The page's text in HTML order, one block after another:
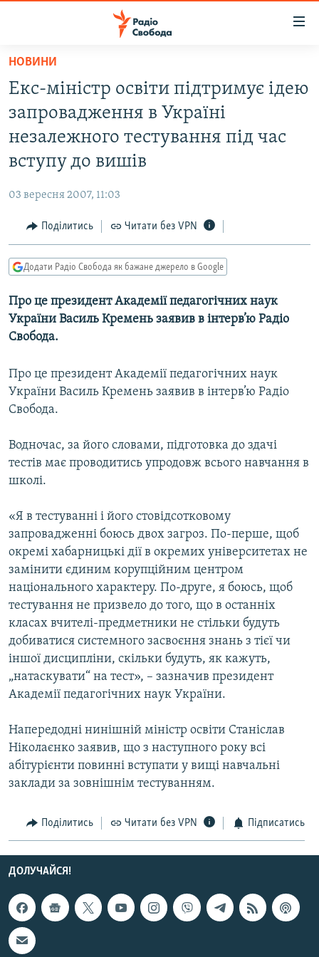
Перейти
основного
матеріалу
Перейти
до
основної
Перейти
пошуку
СТАТТІ
СУСПІЛЬСТВО
КУЛЬТУРА
СПОРТ
СВІТ
ДОНБАС.РЕАЛІЇ
КРИМ.РЕАЛІЇ
ТИ ЯК?
КИТАЙ.ВИКЛИКИ
МУЛЬТИМЕДІА
СПЕЦПРОЄКТИ
ПОДКАСТИ
КРИМ РЕАЛІЇ
РУС
КТАТ
ДОЛУЧАЙСЯ!
Усі сайти RFE/RL
НОВИНИ
Екс-міністр освіти підтримує ідею
запровадження в Україні
незалежного тестування під час
вступу до вишів
03 вересня 2007, 11:03
Поділитись Читати без VPN
Додати Радіо Свобода як бажане джерело в Google
Про це президент Академії педагогічних наук
України Василь Кремень заявив в інтерв’ю Радіо
Свобода.
Про це президент Академії педагогічних наук
України Василь Кремень заявив в інтерв’ю Радіо
Свобода.
Водночас, за його словами, підготовка до здачі
тестів має проводитись упродовж всього навчання в
школі.
«Я в тестуванні і його стовідсотковому
запровадженні боюсь двох загроз. По-перше, щоб
окремі хабарницькі дії в окремих університетах не
замінити єдиним корупційним центром
національного характеру. По-друге, я боюсь, щоб
тестування не призвело до того, що в останніх
класах вчителі-предметники не стільки будуть
добиватися системного засвоєння знань з тієї чи
іншої дисципліни, скільки будуть, як кажуть,
„натаскувати“ на тест», – зазначив президент
Академії педагогічних наук України.
Напередодні нинішній міністр освіти Станіслав
Ніколаєнко заявив, що з наступного року всі
абітурієнти повинні вступати у вищі навчальні
заклади за зовнішнім тестуванням.
Поділитись Читати без VPN Підписатись
ДОЛУЧАЙСЯ!